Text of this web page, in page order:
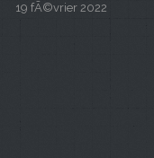
19 fÃ©vrier 2022